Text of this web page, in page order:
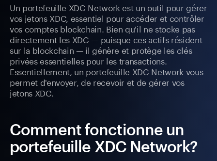
Un portefeuille XDC Network est un outil pour gérer
vos jetons XDC, essentiel pour accéder et contrôler
vos comptes blockchain. Bien qu'il ne stocke pas
directement les XDC — puisque ces actifs résident
sur la blockchain — il génère et protège les clés
privées essentielles pour les transactions.
Essentiellement, un portefeuille XDC Network vous
permet d'envoyer, de recevoir et de gérer vos
jetons XDC.
Comment fonctionne un
portefeuille XDC Network?